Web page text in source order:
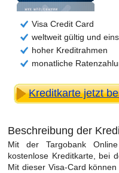
Visa Credit Card
weltweit gültig und
hoher Kreditrahmen
monatliche
Kreditkarte jetzt
Beschreibung der
Mit der Targobank
kostenlose Kreditkarte, bei
Mit dieser Visa-Card